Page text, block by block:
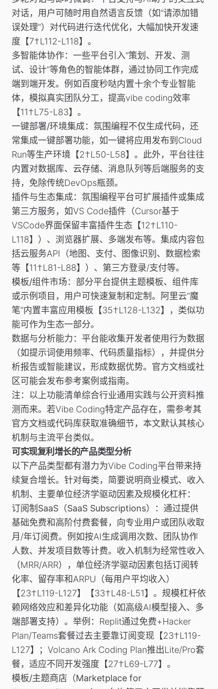
对话，用户可随时用自然语言反馈（如“请添加错
误处理”）对代码进行迭代优化，大幅加快开发速
度【7†L112-L118】。
多智能体协作：一些平台引入“策划、开发、测
试、设计”等角色的智能体群，通过协同工作完成
端到端开发。例如百度秒哒内置十余个专业智能
体，模拟真实团队分工，提高vibe coding效率
【11†L75-L83】。
一键部署/环境集成：氛围编程不仅生成代码，还
常集成一键部署功能，如一键将应用发布到Cloud
Run等生产环境【2†L50-L58】。此外，平台往往
内置对数据库、云存储、消息队列等后端服务的支
持，免除传统DevOps瓶颈。
插件与生态集成：氛围编程平台可扩展插件或集成
第三方服务，如VS Code插件（Cursor基于
VSCode界面保留丰富插件生态【12†L110-
L118】）、浏览器扩展、多端发布等。集成内容包
括云服务API（地图、支付、图像识别、数据检索
等【11†L81-L88】）、第三方登录/支付等。
模板/组件市场：部分平台提供主题模板、组件库
或示例项目，用户可快速复制和定制。阿里云“魔
笔”内置丰富应用模板【35†L128-L132】，类似功
能可作为生态一部分。
数据与分析能力：平台能收集开发者使用行为数据
（如提示词使用频率、代码质量指标），并提供分
析报告或智能建议，形成数据优势。官方文档或社
区可能会发布参考案例或指南。
注：以上功能清单综合行业通用实践与公开资料推
测而来。若Vibe Coding特定产品存在，需参考其
官方文档或代码库获取准确细节，本文默认其核心
机制与主流平台类似。
可实现复利增长的产品类型分析
以下产品类型都有潜力为Vibe Coding平台带来持
续复合增长。针对每类，简要说明商业模式、收入
机制、主要单位经济学驱动因素及规模化杠杆：
订阅制SaaS（SaaS Subscriptions）
：通过提供
基础免费和高阶付费套餐，向专业用户或团队收取
月/年订阅费。例如按AI生成调用次数、团队协作
人数、并发项目数等计费。收入机制为经常性收入
（MRR/ARR），单位经济学驱动因素包括订阅转
化率、留存率和ARPU（每用户平均收入）
【23†L119-L127】【33†L48-L51】。规模杠杆依
赖网络效应和差异化功能（如高级AI模型接入、多
端部署支持）。 举例 ：Replit通过免费+Hacker
Plan/Teams套餐过去主要靠订阅变现【23†L119-
L127】；Volcano Ark Coding Plan推出Lite/Pro套
餐，适应不同开发强度【27†L69-L77】。
模板/主题商店（Marketplace for